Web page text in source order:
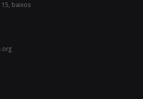
15, baixos